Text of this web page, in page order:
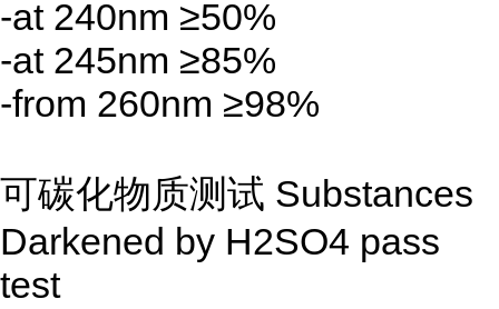
-at 240nm ≥50%
-at 245nm ≥85%
-from 260nm ≥98%
可碳化物质测试 Substances
Darkened by H2SO4 pass
test